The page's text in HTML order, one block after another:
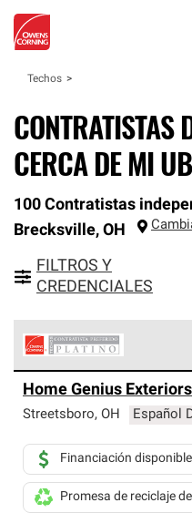
Techos
CONTRATISTAS
CERCA DE MI
100 Contratistas
Brecksville, OH
FILTROS Y
CREDENCIALES
Corning constituyen el
exclusiva y cumplen con
Solo ellos pueden ofrecer
sistemas de techos.
Home Genius Exteriors
Streetsboro, OH Español
Financiación disponible
Promesa de reciclaje